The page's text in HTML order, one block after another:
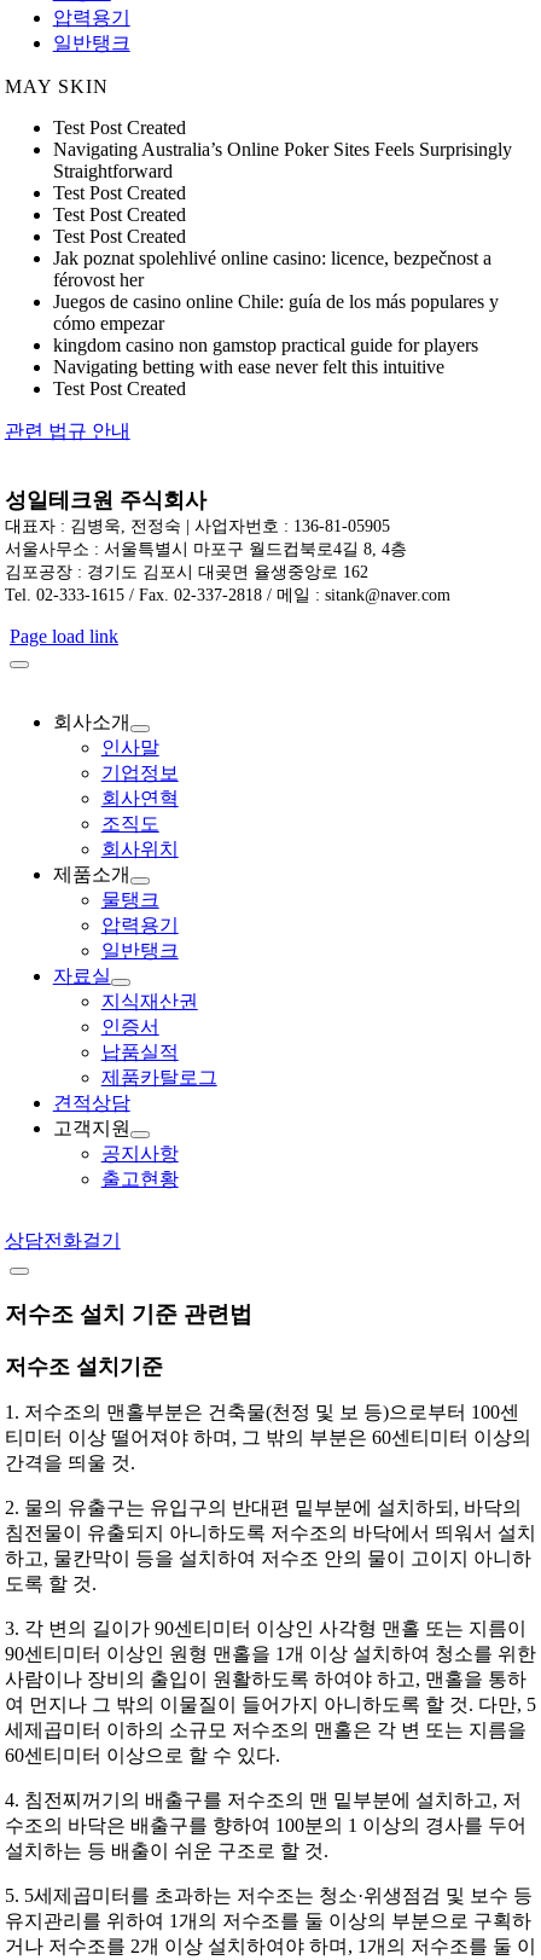
압력용기
일반탱크
MAY SKIN
Test Post Created
Navigating Australia’s Online Poker Sites Feels Surprisingly
Straightforward
Test Post Created
Test Post Created
Test Post Created
Jak poznat spolehlivé online casino: licence, bezpečnost a
férovost her
Juegos de casino online Chile: guía de los más populares y
cómo empezar
kingdom casino non gamstop practical guide for players
Navigating betting with ease never felt this intuitive
Test Post Created
관련 법규 안내
성일테크원 주식회사
대표자 : 김병욱, 전정숙 | 사업자번호 : 136-81-05905
서울사무소 : 서울특별시 마포구 월드컵북로4길 8, 4층
김포공장 : 경기도 김포시 대곶면 율생중앙로 162
Tel. 02-333-1615 / Fax. 02-337-2818 / 메일 : sitank@naver.com
Page load link
회사소개
인사말
기업정보
회사연혁
조직도
회사위치
제품소개
물탱크
압력용기
일반탱크
자료실
지식재산권
인증서
납품실적
제품카탈로그
견적상담
고객지원
공지사항
출고현황
상담전화걸기
저수조 설치 기준 관련법
저수조 설치기준
1. 저수조의 맨홀부분은 건축물(천정 및 보 등)으로부터 100센
티미터 이상 떨어져야 하며, 그 밖의 부분은 60센티미터 이상의
간격을 띄울 것.
2. 물의 유출구는 유입구의 반대편 밑부분에 설치하되, 바닥의
침전물이 유출되지 아니하도록 저수조의 바닥에서 띄워서 설치
하고, 물칸막이 등을 설치하여 저수조 안의 물이 고이지 아니하
도록 할 것.
3. 각 변의 길이가 90센티미터 이상인 사각형 맨홀 또는 지름이
90센티미터 이상인 원형 맨홀을 1개 이상 설치하여 청소를 위한
사람이나 장비의 출입이 원활하도록 하여야 하고, 맨홀을 통하
여 먼지나 그 밖의 이물질이 들어가지 아니하도록 할 것. 다만, 5
세제곱미터 이하의 소규모 저수조의 맨홀은 각 변 또는 지름을
60센티미터 이상으로 할 수 있다.
4. 침전찌꺼기의 배출구를 저수조의 맨 밑부분에 설치하고, 저
수조의 바닥은 배출구를 향하여 100분의 1 이상의 경사를 두어
설치하는 등 배출이 쉬운 구조로 할 것.
5. 5세제곱미터를 초과하는 저수조는 청소·위생점검 및 보수 등
유지관리를 위하여 1개의 저수조를 둘 이상의 부분으로 구획하
거나 저수조를 2개 이상 설치하여야 하며, 1개의 저수조를 둘 이